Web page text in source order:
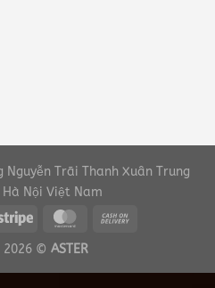
Trãi Thanh Xuân Trung
Nội Việt Nam
2026 © ASTER